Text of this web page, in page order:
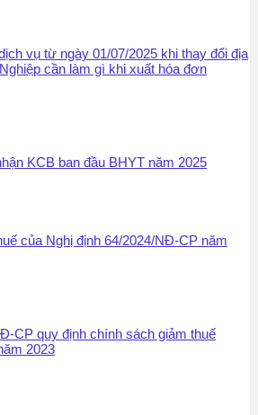
vụ từ ngày 01/07/2025 khi thay đổi địa
cần làm gì khi xuất hóa đơn
KCB ban đầu BHYT năm 2025
của Nghị định 64/2024/NĐ-CP năm
CP quy định chính sách giảm thuế
2023